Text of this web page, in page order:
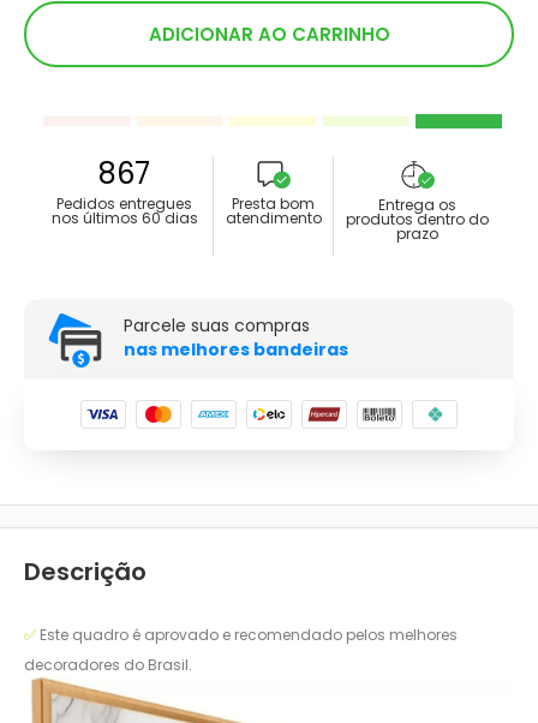
ADICIONAR AO CARRINHO
867
Pedidos entregues
nos últimos 60 dias
Presta bom
atendimento
Entrega os
produtos dentro do
prazo
Parcele suas compras
nas melhores bandeiras
Descrição
✅ Este quadro é aprovado e recomendado pelos melhores
decoradores do Brasil.